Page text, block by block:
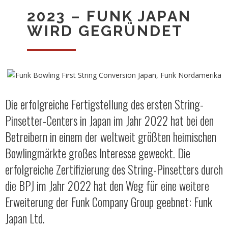
2023 – FUNK JAPAN
WIRD GEGRÜNDET
Die erfolgreiche Fertigstellung des ersten String-
Pinsetter-Centers in Japan im Jahr 2022 hat bei den
Betreibern in einem der weltweit größten heimischen
Bowlingmärkte großes Interesse geweckt. Die
erfolgreiche Zertifizierung des String-Pinsetters durch
die BPJ im Jahr 2022 hat den Weg für eine weitere
Erweiterung der Funk Company Group geebnet: Funk
Japan Ltd.